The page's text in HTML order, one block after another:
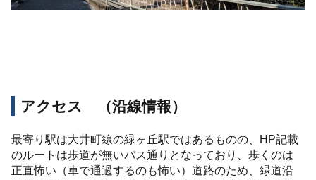
アクセス （沿線情報）
最寄り駅は大井町線の緑ヶ丘駅ではあるものの、HP記載
のルートは歩道が無いバス通りとなっており、歩くのは
正直怖い（車で通過するのも怖い）道路のため、緑道沿